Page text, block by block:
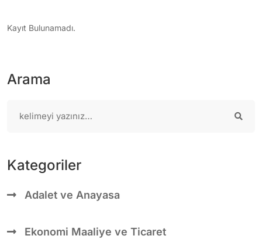
Arama
Kategoriler
Adalet ve Anayasa
Ekonomi Maaliye ve Ticaret
Kayıt Bulunamadı.